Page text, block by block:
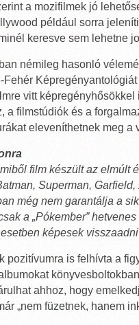
a mozifilmek jó
például sorra
keresve sem lehetne
némileg hasonló
Fehér
vitt
a filmstúdiók és a
eleveníthetnek meg a
film készült az elmúlt
Superman, Garfield,
még nem garantálja a
a „Pókember”
képesek
pozitívumra is felhívta a
ahhoz, hogy
„nem füzetnek, hanem